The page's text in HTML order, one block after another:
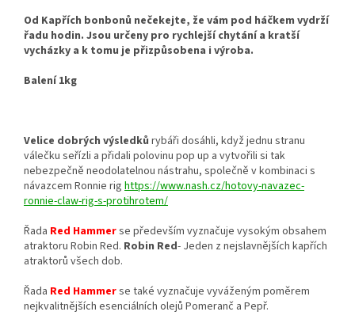
Od Kapřích bonbonů nečekejte, že vám pod háčkem vydrží
řadu hodin. Jsou určeny pro rychlejší chytání a kratší
vycházky a k tomu je přizpůsobena i výroba.
Balení 1kg
Velice dobrých výsledků rybáři dosáhli, když jednu stranu
válečku seřízli a přidali polovinu pop up a vytvořili si tak
nebezpečně neodolatelnou nástrahu, společně v kombinaci s
návazcem Ronnie rig https://www.nash.cz/hotovy-navazec-
ronnie-claw-rig-s-protihrotem/
Řada Red Hammerse především vyznačuje vysokým obsahem
atraktoru Robin Red. Robin Red- Jeden z nejslavnějších kapřích
atraktorů všech dob.
Řada Red Hammerse také vyznačuje vyváženým poměrem
nejkvalitnějších esenciálních olejů Pomeranč a Pepř.